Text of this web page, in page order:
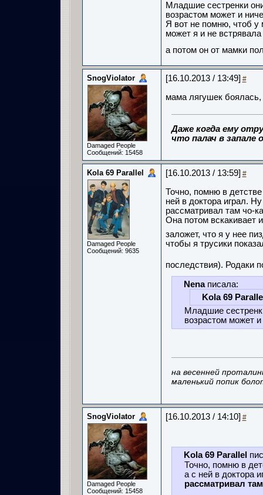
Младшие сестренки
возрастом может и
Я вот не помню, чтоб у
может я и не
а потом он от мамки
SnogViolator
Damaged People
Сообщений: 15458
[16.10.2013 / 13:49] #
мама лягушек
Даже когда ему
что палач в запале
Kola 69 Parallel
Damaged People
Сообщений: 9635
[16.10.2013 / 13:59] #
Точно, помню в
ней в доктора играл.
рассматривал там чо-
Она потом
заложет, что я у нее
чтобы я трусики
последствия). Родаки
Nenaписала:
Kola 69
Младшие
возрастом может
на весенней
маленький попик
SnogViolator
Damaged People
Сообщений: 15458
[16.10.2013 / 14:10] #
Kola 69 Parallel
Точно, помню в
а с ней в доктора
рассматривал